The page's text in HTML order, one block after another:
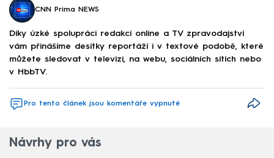
CNN Prima NEWS
Díky úzké spolupráci redakcí online a TV zpravodajství
vám přinášíme desítky reportáží i v textové podobě, které
můžete sledovat v televizi, na webu, sociálních sítích nebo
v HbbTV.
Pro tento článek jsou komentáře vypnuté
Návrhy pro vás